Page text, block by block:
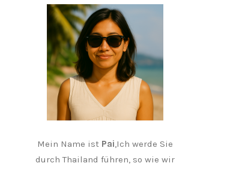
Mein Name ist Pai,Ich werde Sie
durch Thailand führen, so wie wir